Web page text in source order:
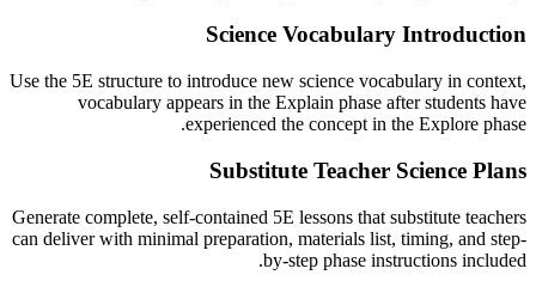
Science Vocabulary Introduction
Use the 5E structure to introduce new science vocabulary in context,
vocabulary appears in the Explain phase after students have
experienced the concept in the Explore phase.
Substitute Teacher Science Plans
Generate complete, self-contained 5E lessons that substitute teachers
can deliver with minimal preparation, materials list, timing, and step-
by-step phase instructions included.